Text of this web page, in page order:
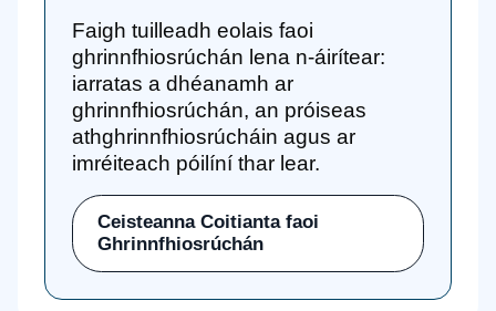
Faigh tuilleadh eolais faoi
ghrinnfhiosrúchán lena n-áirítear:
iarratas a dhéanamh ar
ghrinnfhiosrúchán, an próiseas
athghrinnfhiosrúcháin agus ar
imréiteach póilíní thar lear.
Ceisteanna Coitianta faoi
Ghrinnfhiosrúchán